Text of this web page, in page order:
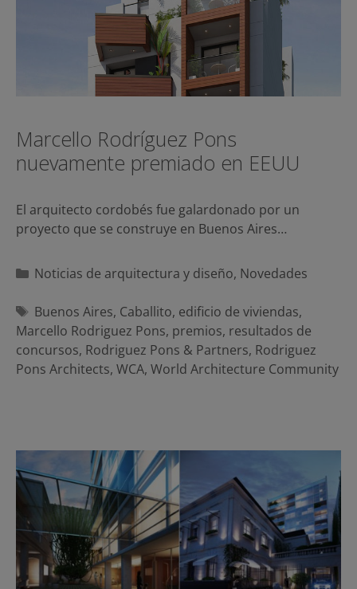
Marcello Rodríguez Pons
nuevamente premiado en EEUU
El arquitecto cordobés fue galardonado por un
proyecto que se construye en Buenos Aires…
Categorías
Noticias de arquitectura y diseño, Novedades
Etiquetas
Buenos Aires, Caballito, edificio de viviendas,
Marcello Rodriguez Pons, premios, resultados de
concursos, Rodriguez Pons & Partners, Rodriguez
Pons Architects, WCA, World Architecture Community